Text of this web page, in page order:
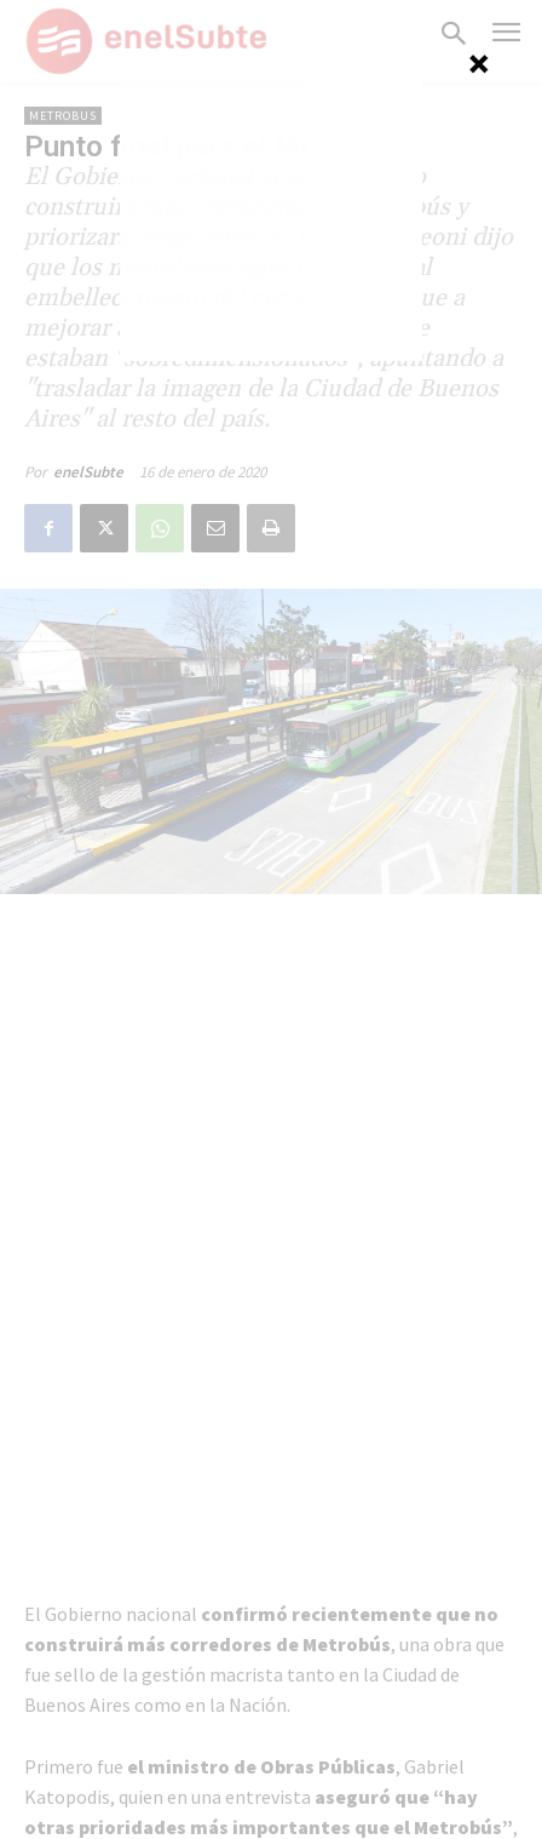
METROBUS
Punto final para el Metrobús
El Gobierno nacional anunció que no
construirá más corredores de Metrobús y
priorizará otras obras. El ministro Meoni dijo
que los metrobuses apuntaban más al
embellecimiento del entorno antes que a
mejorar al transporte y consideró que
estaban "sobredimensionados", apuntando a
"trasladar la imagen de la Ciudad de Buenos
Aires" al resto del país.
Por enelSubte 16 de enero de 2020
El Gobierno nacional confirmó recientemente que no
construirá más corredores de Metrobús, una obra que
fue sello de la gestión macrista tanto en la Ciudad de
Buenos Aires como en la Nación.
Primero fue el ministro de Obras Públicas, Gabriel
Katopodis, quien en una entrevista aseguró que “hay
otras prioridades más importantes que el Metrobús”,